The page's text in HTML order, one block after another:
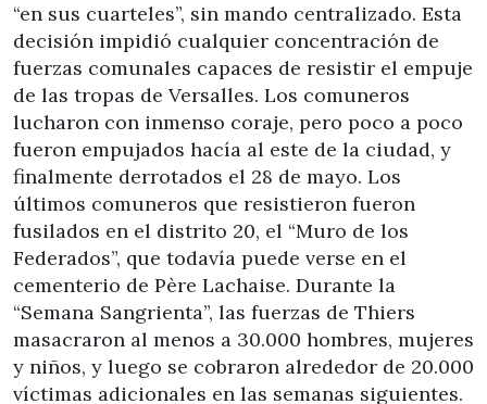
“en sus cuarteles”, sin mando centralizado. Esta
decisión impidió cualquier concentración de
fuerzas comunales capaces de resistir el empuje
de las tropas de Versalles. Los comuneros
lucharon con inmenso coraje, pero poco a poco
fueron empujados hacía al este de la ciudad, y
finalmente derrotados el 28 de mayo. Los
últimos comuneros que resistieron fueron
fusilados en el distrito 20, el “Muro de los
Federados”, que todavía puede verse en el
cementerio de Père Lachaise. Durante la
“Semana Sangrienta”, las fuerzas de Thiers
masacraron al menos a 30.000 hombres, mujeres
y niños, y luego se cobraron alrededor de 20.000
víctimas adicionales en las semanas siguientes.